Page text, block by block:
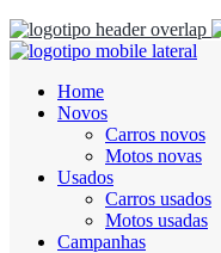
Home
Novos
Carros novos
Motos novas
Usados
Carros usados
Motos usadas
Campanhas